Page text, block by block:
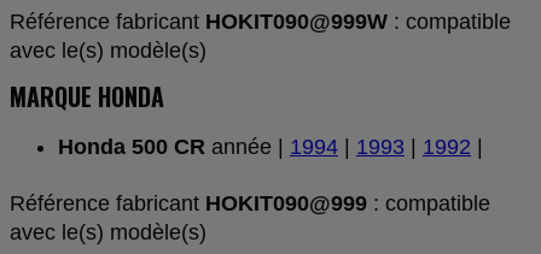
Référence fabricant HOKIT090@999W : compatible
avec le(s) modèle(s)
MARQUE HONDA
Honda 500 CR année | 1994 1993 1992
Référence fabricant HOKIT090@999 : compatible
avec le(s) modèle(s)